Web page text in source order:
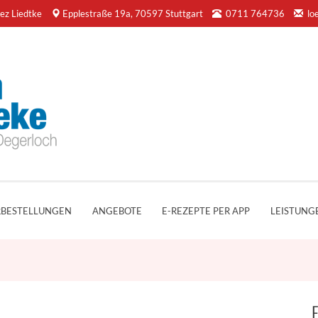
Liedtke Epplestraße 19a, 70597 Stuttgart 0711 764736
ANGEBOTE E-REZEPTE PER APP